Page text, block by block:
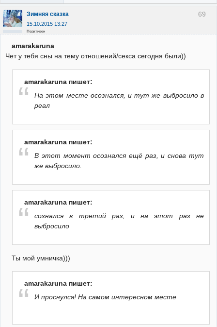
69
Зимняя сказка
15.10.2015 13:27
Неактивен
amarakaruna
Чет у тебя сны на тему отношений/секса сегодня были))
amarakaruna пишет:
На этом месте осознался, и тут же выбросило в
реал
amarakaruna пишет:
В этот момент осознался ещё раз, и снова тут
же выбросило.
amarakaruna пишет:
сознался в третий раз, и на этот раз не
выбросило
Ты мой умничка)))
amarakaruna пишет:
И проснулся! На самом интересном месте